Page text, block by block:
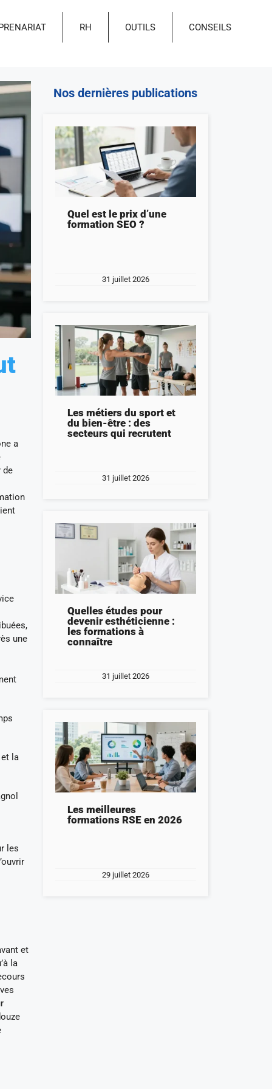
RH OUTILS CONSEILS
a
de
une
la
les
et
la
Nos dernières publications
Quel est le prix d’une
formation SEO ?
31 juillet 2026
Les métiers du sport et
du bien-être : des
secteurs qui recrutent
31 juillet 2026
Quelles études pour
devenir esthéticienne :
les formations à
connaître
31 juillet 2026
Les meilleures
formations RSE en 2026
29 juillet 2026